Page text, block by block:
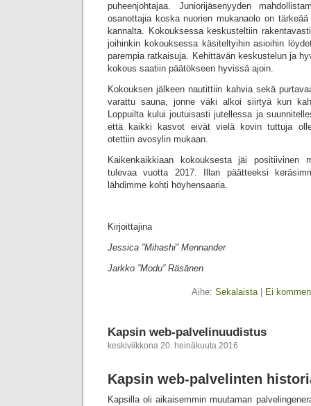
puheenjohtajaa. Juniorijäsenyyden
osanottajia koska nuorien mukanaolo on
kannalta. Kokouksessa keskusteltiin
joihinkin kokouksessa käsiteltyihin asioihin
parempia ratkaisuja. Kehittävän keskustelun ja
kokous saatiin päätökseen hyvissä ajoin.
Kokouksen jälkeen nautittiin kahvia sekä
varattu sauna, jonne väki alkoi siirtyä kun
Loppuilta kului joutuisasti jutellessa ja
että kaikki kasvot eivät vielä kovin tuttuja
otettiin avosylin mukaan.
Kaikenkaikkiaan kokouksesta jäi positiivinen
tulevaa vuotta 2017. Illan päätteeksi
lähdimme kohti höyhensaaria.
Kirjoittajina
Jessica ”Mihashi” Mennander
Jarkko ”Modu” Räsänen
Aihe: Sekalaista| Ei
Kapsin web-palvelinuudistus
keskiviikkona 20. heinäkuuta 2016
Kapsin web-palvelinten
Kapsilla oli aikaisemmin muutaman